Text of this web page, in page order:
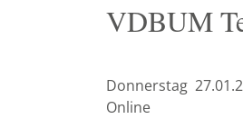
VDBUM
Donnerstag 27.01.
Online